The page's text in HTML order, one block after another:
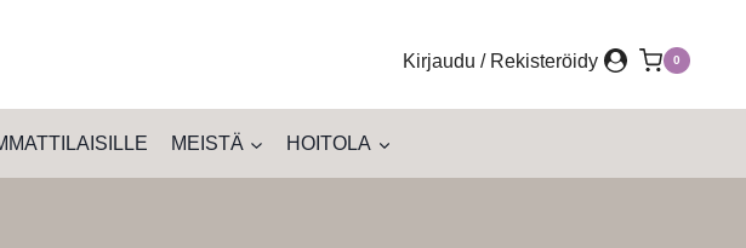
Kirjaudu / Rekisteröidy 0
MEISTÄ HOITOLA